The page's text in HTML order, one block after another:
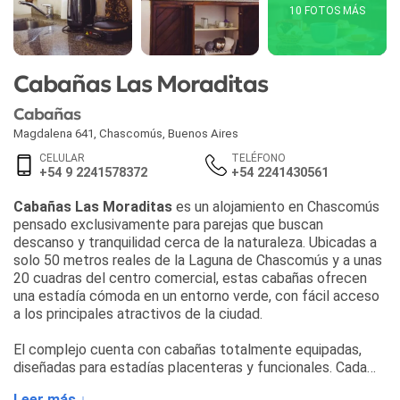
10 FOTOS MÁS
Cabañas Las Moraditas
Cabañas
Magdalena 641 Chascomús Buenos Aires
CELULAR
+54 9 2241578372
TELÉFONO
+54 2241430561
Cabañas Las Moraditas es un alojamiento en Chascomús
pensado exclusivamente para parejas que buscan
descanso y tranquilidad cerca de la naturaleza. Ubicadas a
solo 50 metros reales de la Laguna de Chascomús y a unas
20 cuadras del centro comercial, estas cabañas ofrecen
una estadía cómoda en un entorno verde, con fácil acceso
a los principales atractivos de la ciudad.
El complejo cuenta con cabañas totalmente equipadas,
diseñadas para estadías placenteras y funcionales. Cada